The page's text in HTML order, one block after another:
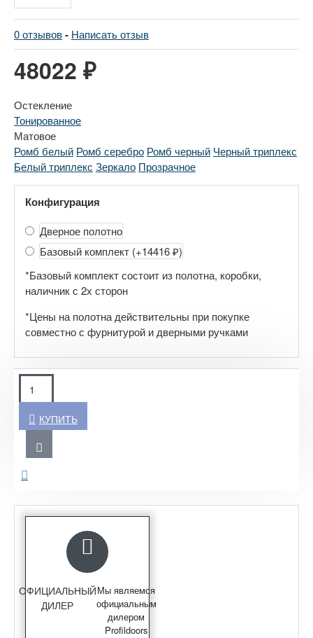
0 отзывов- Написать отзыв
48022 ₽
Остекление
Тонированное
Матовое
Ромб белый Ромб серебро Ромб черный Черный триплекс
Белый триплекс Зеркало Прозрачное
Конфигурация
Дверное полотно
Базовый комплект (+14416 ₽)
*Базовый комплект состоит из полотна, коробки,
наличник с 2х сторон
*Цены на полотна действительны при покупке
совместно с фурнитурой и дверными ручками
КУПИТЬ
ОФИЦИАЛЬНЫЙ
ДИЛЕР
Мы являемся
официальным
дилером
Profildoors